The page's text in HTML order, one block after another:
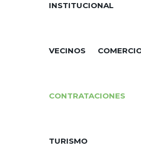
INSTITUCIONAL
VECINOS
CONTRATACIONES
TURISMO